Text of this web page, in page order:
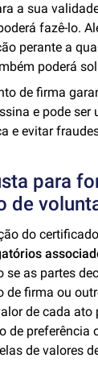
a sua
fazê-lo.
perante a
poderá
de firma
e pode ser
e evitar
para
de
do
se as partes
de firma ou
de cada
de preferência
de valores